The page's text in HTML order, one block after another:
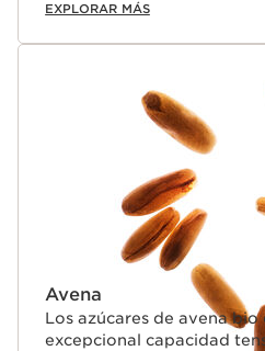
EXPLORAR MÁS
Avena
Los azúcares de avena
excepcional capacidad